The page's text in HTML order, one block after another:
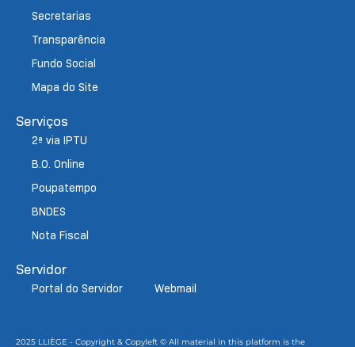
Secretarias
Transparência
Fundo Social
Mapa do Site
Serviços
2ª via IPTU
B.O. Online
Poupatempo
BNDES
Nota Fiscal
Servidor
Portal do Servidor Webmail
2025 LLIÈGE - Copyright & Copyleft © All material in this platform is the